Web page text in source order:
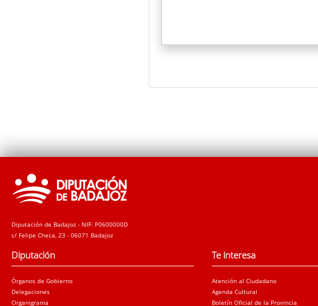
Diputación de Badajoz - NIF: P0600000D
c/ Felipe Checa, 23 - 06071 Badajoz
Diputación
Órganos de Gobierno
Delegaciones
Organigrama
Te interesa
Atención al Ciudadano
Agenda Cultural
Boletín Oficial de la Provincia